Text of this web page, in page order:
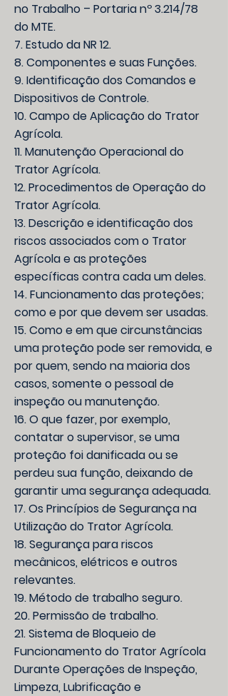
no Trabalho – Portaria nº 3.214/78
do MTE.
7. Estudo da NR 12.
8. Componentes e suas Funções.
9. Identificação dos Comandos e
Dispositivos de Controle.
10. Campo de Aplicação do Trator
Agrícola.
11. Manutenção Operacional do
Trator Agrícola.
12. Procedimentos de Operação do
Trator Agrícola.
13. Descrição e identificação dos
riscos associados com o Trator
Agrícola e as proteções
específicas contra cada um deles.
14. Funcionamento das proteções;
como e por que devem ser usadas.
15. Como e em que circunstâncias
uma proteção pode ser removida, e
por quem, sendo na maioria dos
casos, somente o pessoal de
inspeção ou manutenção.
16. O que fazer, por exemplo,
contatar o supervisor, se uma
proteção foi danificada ou se
perdeu sua função, deixando de
garantir uma segurança adequada.
17. Os Princípios de Segurança na
Utilização do Trator Agrícola.
18. Segurança para riscos
mecânicos, elétricos e outros
relevantes.
19. Método de trabalho seguro.
20. Permissão de trabalho.
21. Sistema de Bloqueio de
Funcionamento do Trator Agrícola
Durante Operações de Inspeção,
Limpeza, Lubrificação e